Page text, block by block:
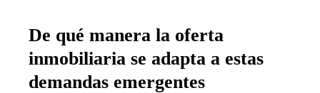
De qué manera la oferta
inmobiliaria se adapta a estas
demandas emergentes